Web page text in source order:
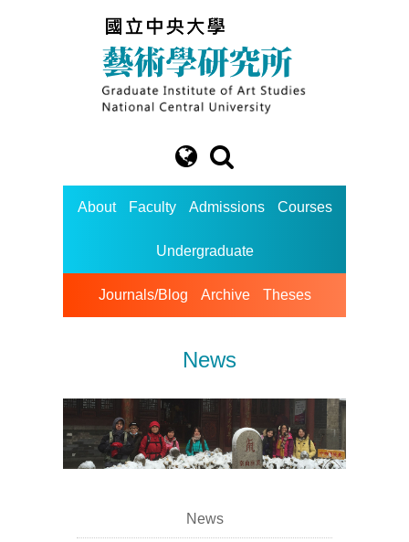
About Faculty Admissions Courses
Undergraduate
Journals/Blog Archive Theses
News
News